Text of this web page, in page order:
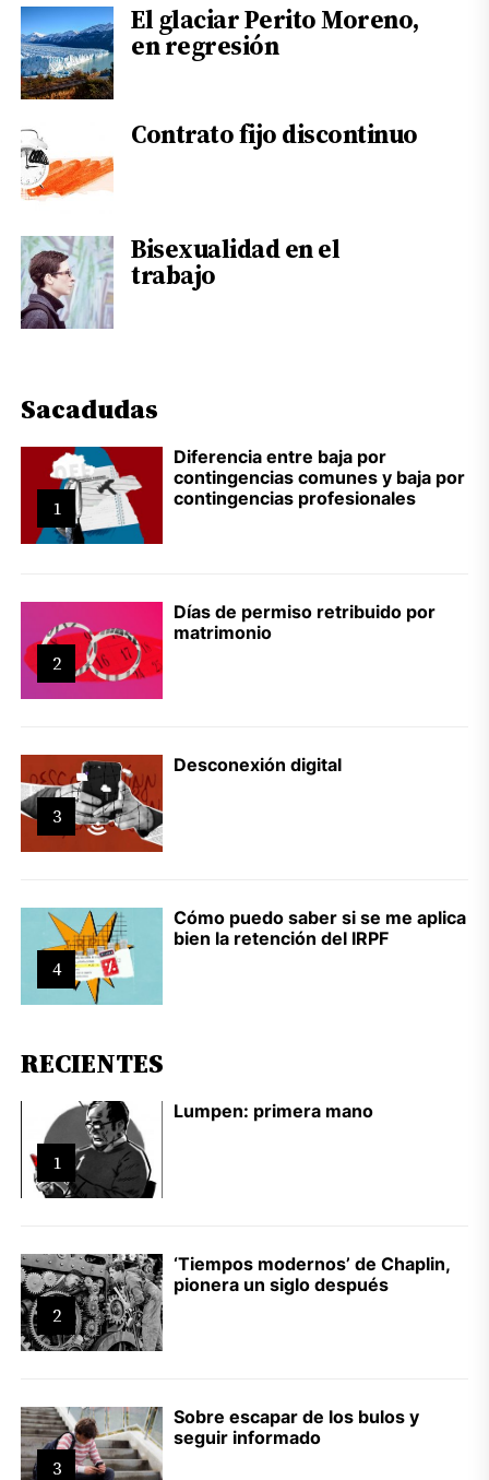
El glaciar Perito Moreno,
en regresión
Contrato fijo discontinuo
Bisexualidad en el
trabajo
Sacadudas
1
Diferencia entre baja por
contingencias comunes y baja por
contingencias profesionales
2
Días de permiso retribuido por
matrimonio
3
Desconexión digital
4
Cómo puedo saber si se me aplica
bien la retención del IRPF
RECIENTES
1
Lumpen: primera mano
2
‘Tiempos modernos’ de Chaplin,
pionera un siglo después
3
Sobre escapar de los bulos y
seguir informado